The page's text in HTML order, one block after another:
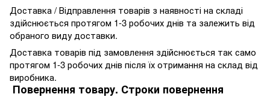
Доставка / Відправлення товарів з наявності на складі
здійснюється протягом 1-3 робочих днів та залежить від
обраного виду доставки.
Доставка товарів під замовлення здійснюється так само
протягом 1-3 робочих днів після їх отримання на склад від
виробника.
Повернення товару. Строки повернення